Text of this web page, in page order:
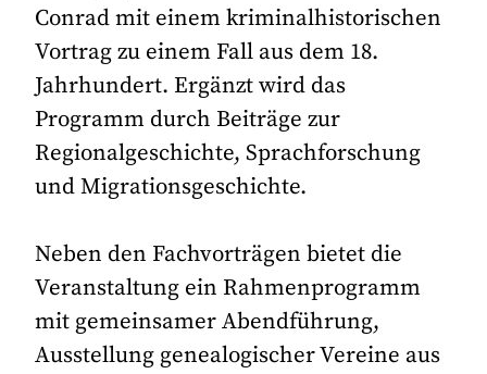
Conrad mit einem kriminalhistorischen
Vortrag zu einem Fall aus dem 18.
Jahrhundert. Ergänzt wird das
Programm durch Beiträge zur
Regionalgeschichte, Sprachforschung
und Migrationsgeschichte.
Neben den Fachvorträgen bietet die
Veranstaltung ein Rahmenprogramm
mit gemeinsamer Abendführung,
Ausstellung genealogischer Vereine aus